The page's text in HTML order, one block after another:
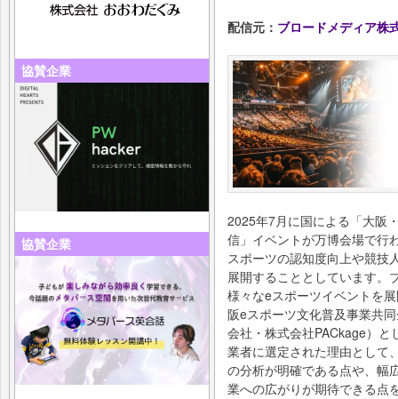
協賛企業
協賛企業
配信元： ブロードメディア株
2025年7月に国による「大阪
信」イベントが万博会場で行
スポーツの認知度向上や競技
展開することとしています。
様々なeスポーツイベントを
阪eスポーツ文化普及事業共
会社・株式会社PACkage）
業者に選定された理由として
の分析が明確である点や、幅
業への広がりが期待できる点